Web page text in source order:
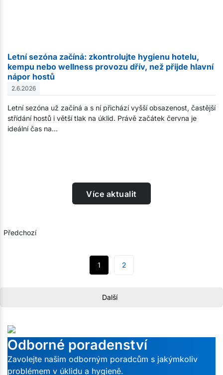
2.6.2026
Letní sezóna začíná: zkontrolujte hygienu hotelu,
kempu nebo wellness provozu dřív, než přijde hlavní
nápor hostů
Letní sezóna už začíná a s ní přichází vyšší obsazenost, častější
střídání hostů i větší tlak na úklid. Právě začátek června je
ideální čas na…
Více aktualit
Předchozí
1 2
Další
Odborné poradenství
Zavolejte našim odborným poradcům s jakýmkoliv
problémem v úklidu a hygieně.